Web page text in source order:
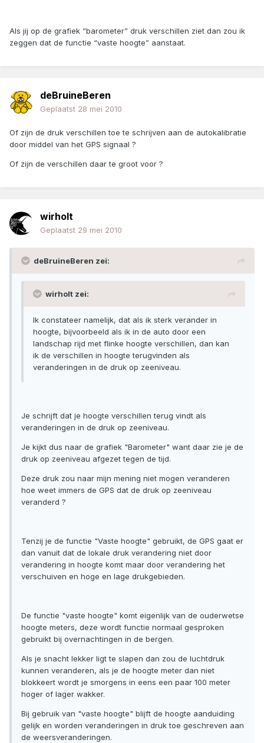
Als jij op de grafiek “barometer” druk verschillen ziet dan zou ik
zeggen dat de functie “vaste hoogte” aanstaat.
deBruineBeren
Geplaatst 28 mei 2010
Of zijn de druk verschillen toe te schrijven aan de autokalibratie
door middel van het GPS signaal ?
Of zijn de verschillen daar te groot voor ?
wirholt
Geplaatst 29 mei 2010
deBruineBeren zei:
wirholt zei:
Ik constateer namelijk, dat als ik sterk verander in
hoogte, bijvoorbeeld als ik in de auto door een
landschap rijd met flinke hoogte verschillen, dan kan
ik de verschillen in hoogte terugvinden als
veranderingen in de druk op zeeniveau.
Je schrijft dat je hoogte verschillen terug vindt als
veranderingen in de druk op zeeniveau.
Je kijkt dus naar de grafiek "Barometer" want daar zie je de
druk op zeeniveau afgezet tegen de tijd.
Deze druk zou naar mijn mening niet mogen veranderen
hoe weet immers de GPS dat de druk op zeeniveau
veranderd ?
Tenzij je de functie "Vaste hoogte" gebruikt, de GPS gaat er
dan vanuit dat de lokale druk verandering niet door
verandering in hoogte komt maar door verandering het
verschuiven en hoge en lage drukgebieden.
De functie "vaste hoogte" komt eigenlijk van de ouderwetse
hoogte meters, deze wordt functie normaal gesproken
gebruikt bij overnachtingen in de bergen.
Als je snacht lekker ligt te slapen dan zou de luchtdruk
kunnen veranderen, als je de hoogte meter dan niet
blokkeert wordt je smorgens in eens een paar 100 meter
hoger of lager wakker.
Bij gebruik van "vaste hoogte" blijft de hoogte aanduiding
gelijk en worden veranderingen in druk toe geschreven aan
de weersveranderingen.